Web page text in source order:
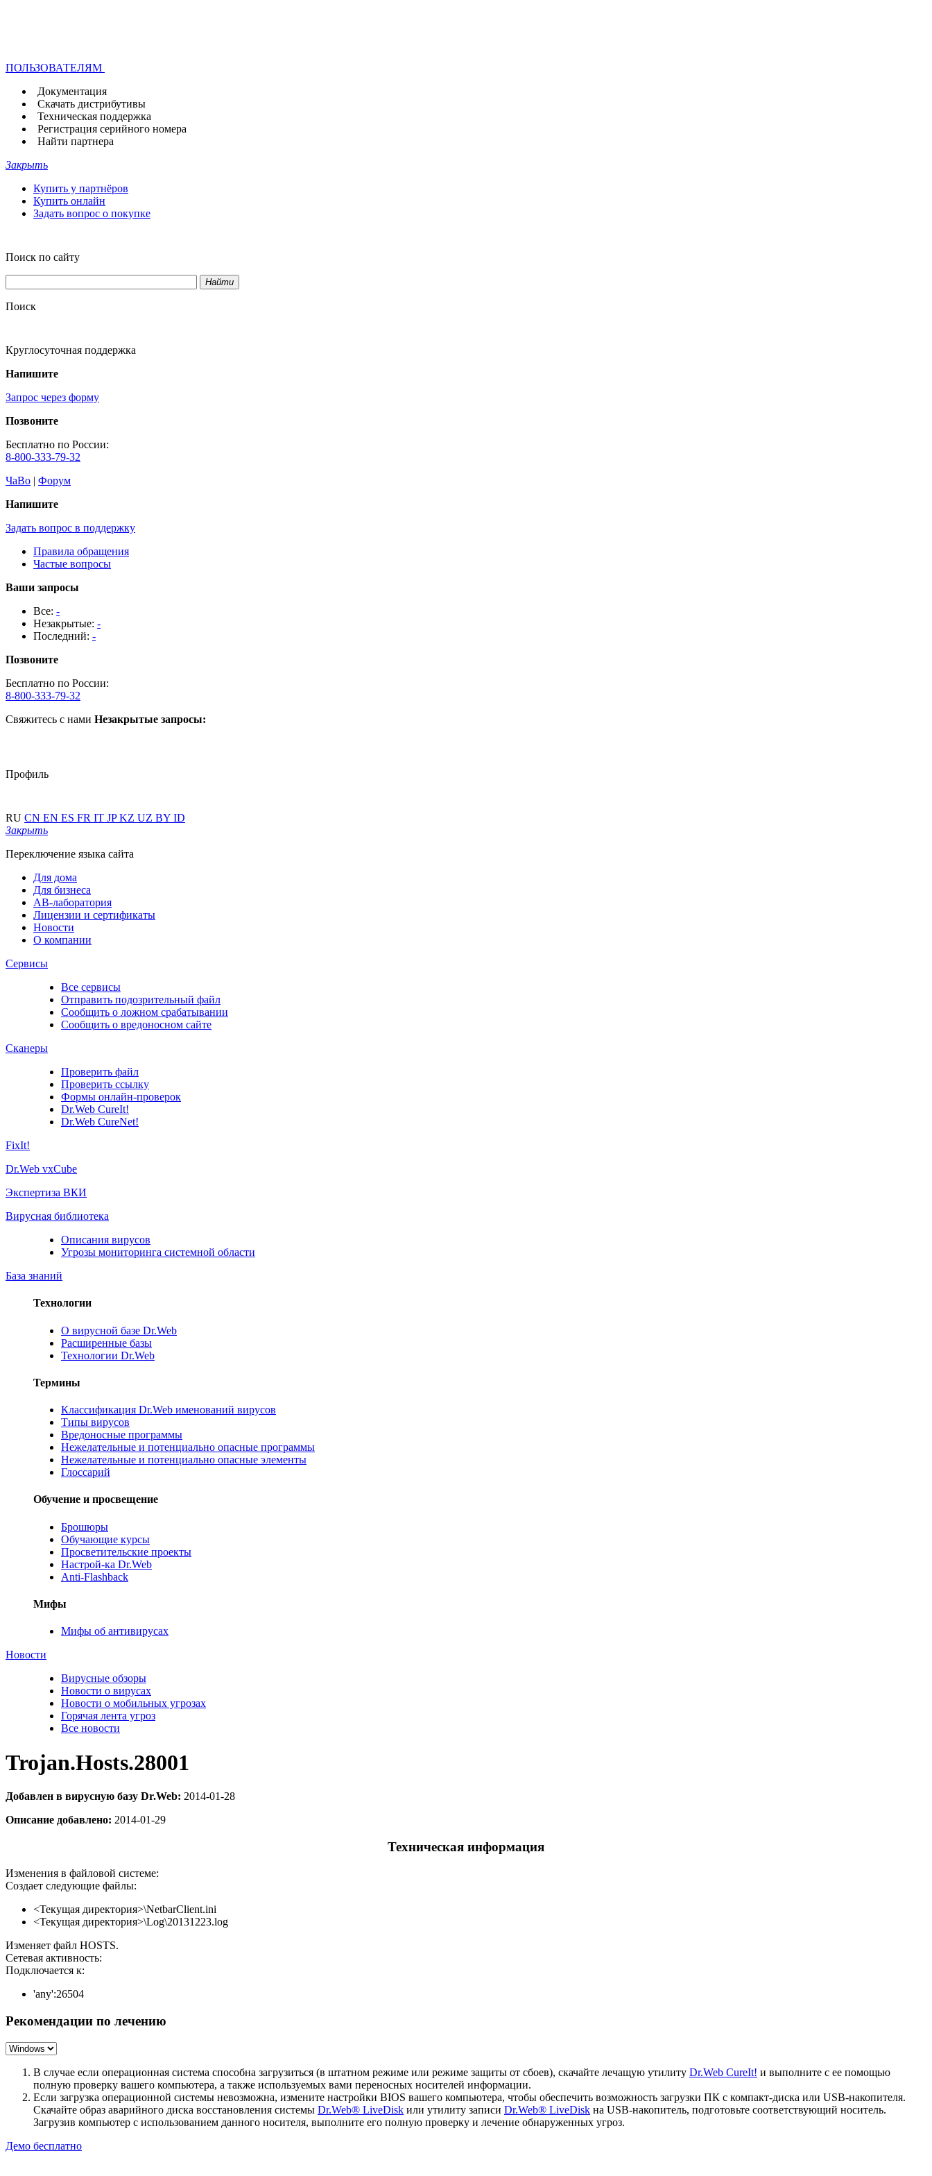
ПОЛЬЗОВАТЕЛЯМ
Документация
Скачать дистрибутивы
Техническая поддержка
Регистрация серийного номера
Найти партнера
Закрыть
Купить у партнёров
Купить онлайн
Задать вопрос о покупке
Поиск по сайту
Найти
Поиск
Круглосуточная поддержка
Напишите
Запрос через форму
Позвоните
Бесплатно по России:
8-800-333-79-32
ЧаВо | Форум
Напишите
Задать вопрос в поддержку
Правила обращения
Частые вопросы
Ваши запросы
Все: -
Незакрытые: -
Последний: -
Позвоните
Бесплатно по России:
8-800-333-79-32
Свяжитесь с нами Незакрытые запросы:
Профиль
RU CN EN ES FR IT JPKZ UZ BY ID
Закрыть
Переключение языка сайта
Для дома
Для бизнеса
АВ-лаборатория
Лицензии и сертификаты
Новости
О компании
Сервисы
Все сервисы
Отправить подозрительный файл
Сообщить о ложном срабатывании
Сообщить о вредоносном сайте
Сканеры
Проверить файл
Проверить ссылку
Формы онлайн-проверок
Dr.Web CureIt!
Dr.Web CureNet!
FixIt!
Dr.Web vxCube
Экспертиза ВКИ
Вирусная библиотека
Описания вирусов
Угрозы мониторинга системной области
База знаний
Технологии
О вирусной базе Dr.Web
Расширенные базы
Технологии Dr.Web
Термины
Классификация Dr.Web именований вирусов
Типы вирусов
Вредоносные программы
Нежелательные и потенциально опасные программы
Нежелательные и потенциально опасные элементы
Глоссарий
Обучение и просвещение
Брошюры
Обучающие курсы
Просветительские проекты
Настрой-ка Dr.Web
Anti-Flashback
Мифы
Мифы об антивирусах
Новости
Вирусные обзоры
Новости о вирусах
Новости о мобильных угрозах
Горячая лента угроз
Все новости
Trojan.Hosts.28001
Добавлен в вирусную базу Dr.Web: 2014-01-28
Описание добавлено: 2014-01-29
Техническая информация
Изменения в файловой системе:
Создает следующие файлы:
<Текущая директория>\NetbarClient.ini
<Текущая директория>\Log\20131223.log
Изменяет файл HOSTS.
Сетевая активность:
Подключается к:
'any':26504
Рекомендации по лечению
В случае если операционная система способна загрузиться (в штатном режиме или режиме защиты от сбоев), скачайте лечащую утилиту Dr.Web CureIt! и выполните с ее помощью
полную проверку вашего компьютера, а также используемых вами переносных носителей информации.
Если загрузка операционной системы невозможна, измените настройки BIOS вашего компьютера, чтобы обеспечить возможность загрузки ПК с компакт-диска или USB-накопителя.
Скачайте образ аварийного диска восстановления системы Dr.Web® LiveDisk или утилиту записи Dr.Web® LiveDisk на USB-накопитель, подготовьте соответствующий носитель.
Загрузив компьютер с использованием данного носителя, выполните его полную проверку и лечение обнаруженных угроз.
Демо бесплатно